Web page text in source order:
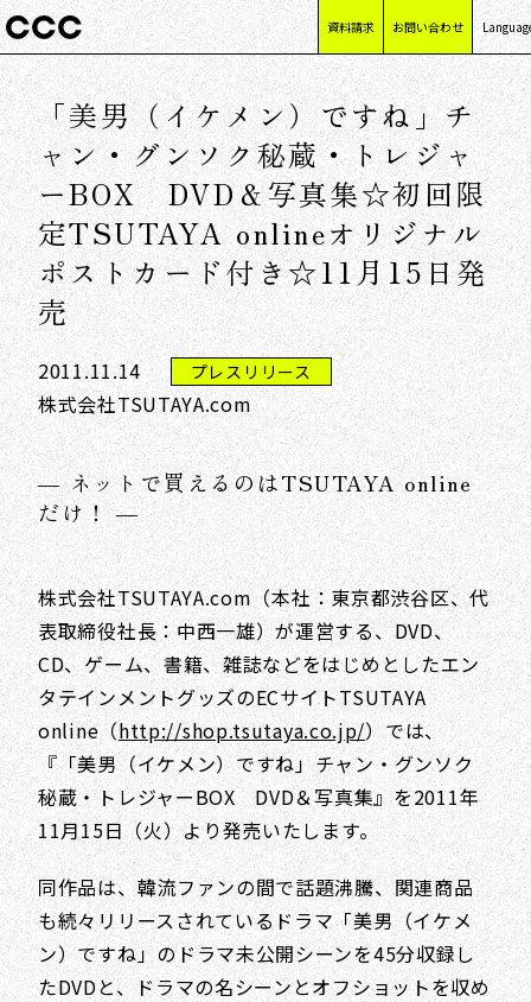
資料請求 お問い合わせ
日本語
English
简体中文
繁體中文
「美男（イケメン）ですね」チ
ャン・グンソク秘蔵・トレジャ
ーBOX DVD＆写真集☆初回限
定TSUTAYA onlineオリジナル
ポストカード付き☆11月15日発
売
2011.11.14 プレスリリース
株式会社TSUTAYA.com
― ネットで買えるのはTSUTAYA online
だけ！ ―
株式会社TSUTAYA.com（本社：東京都渋谷区、代
表取締役社長：中西一雄）が運営する、DVD、
CD、ゲーム、書籍、雑誌などをはじめとしたエン
タテインメントグッズのECサイトTSUTAYA
online（http://shop.tsutaya.co.jp/）では、
『「美男（イケメン）ですね」チャン・グンソク
秘蔵・トレジャーBOX DVD＆写真集』を2011年
11月15日（火）より発売いたします。
同作品は、韓流ファンの間で話題沸騰、関連商品
も続々リリースされているドラマ「美男（イケメ
ン）ですね」のドラマ未公開シーンを45分収録し
たDVDと、ドラマの名シーンとオフショットを収め